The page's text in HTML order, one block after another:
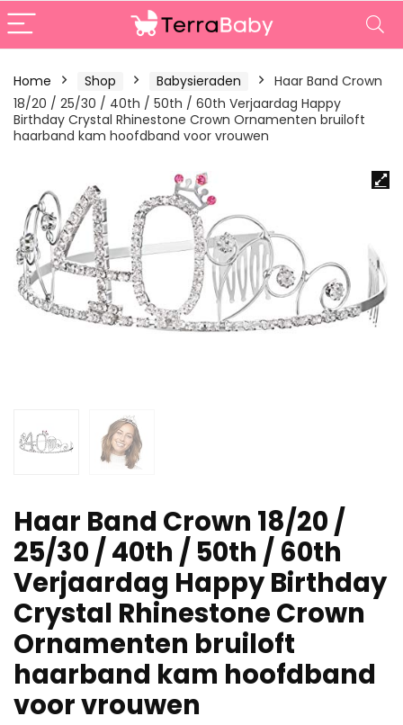
Home Shop Babysieraden
Haar Band Crown
18/20 / 25/30 / 40th / 50th / 60th Verjaardag Happy
Birthday Crystal Rhinestone Crown Ornamenten bruiloft
haarband kam hoofdband voor vrouwen
Haar Band Crown 18/20 /
25/30 / 40th / 50th / 60th
Verjaardag Happy Birthday
Crystal Rhinestone Crown
Ornamenten bruiloft
haarband kam hoofdband
voor vrouwen